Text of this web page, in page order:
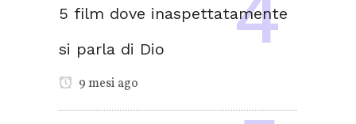
5 film dove inaspettatamente
si parla di Dio
9 mesi ago